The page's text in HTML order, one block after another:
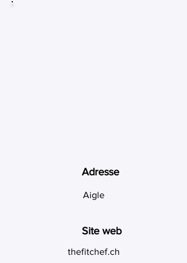
Adresse
Aigle
Site web
thefitchef.ch